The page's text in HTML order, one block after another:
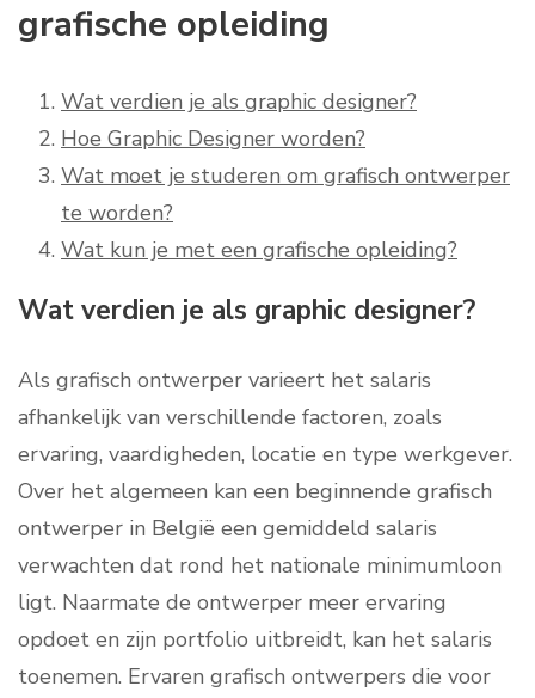
grafische opleiding
Wat verdien je als graphic designer?
Hoe Graphic Designer worden?
Wat moet je studeren om grafisch ontwerper
te worden?
Wat kun je met een grafische opleiding?
Wat verdien je als graphic designer?
Als grafisch ontwerper varieert het salaris
afhankelijk van verschillende factoren, zoals
ervaring, vaardigheden, locatie en type werkgever.
Over het algemeen kan een beginnende grafisch
ontwerper in België een gemiddeld salaris
verwachten dat rond het nationale minimumloon
ligt. Naarmate de ontwerper meer ervaring
opdoet en zijn portfolio uitbreidt, kan het salaris
toenemen. Ervaren grafisch ontwerpers die voor